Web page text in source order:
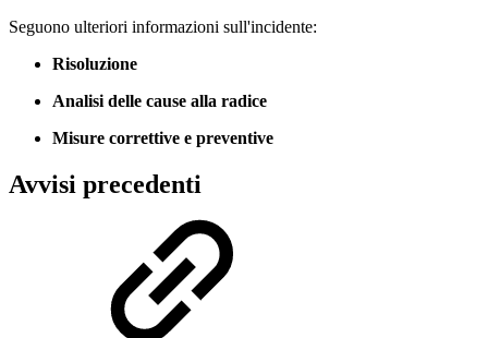
Seguono ulteriori informazioni sull'incidente:
Risoluzione
Analisi delle cause alla radice
Misure correttive e preventive
Avvisi precedenti